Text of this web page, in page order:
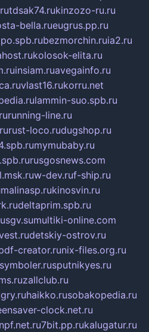
tdsak74.rukinzozo-ru.ru
bella.rueugrus.pp.ru
bezmorchin.ruia2.ru
kolosok-elita.ru
insiam.ruavegainfo.ru
vlast16.rukorru.net
lammin-suo.spb.ru
running-line.ru
rust-loco.rudugshop.ru
mymubaby.ru
rusgosnews.com
w-dev.ruf-ship.ru
malinasp.rukinosvin.ru
deltaprim.spb.ru
sgv.sumultiki-online.com
detskiy-ostrov.ru
creator.runix-files.org.ru
sputnikyes.ru
zallclub.ru
haikko.rusobakopedia.ru
clock.net.ru
npf.net.ru7bit.pp.rukalugatur.ru